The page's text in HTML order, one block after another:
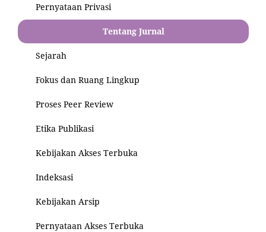
Pernyataan Privasi
Tentang Jurnal
Sejarah
Fokus dan Ruang Lingkup
Proses Peer Review
Etika Publikasi
Kebijakan Akses Terbuka
Indeksasi
Kebijakan Arsip
Pernyataan Akses Terbuka